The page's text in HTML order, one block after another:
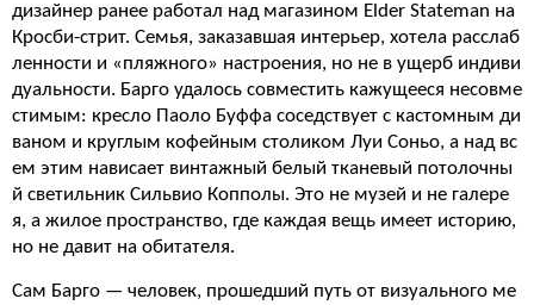
дизайнер ранее работал над магазином Elder Stateman на
Кросби-стрит. Семья, заказавшая интерьер, хотела расслаб
ленности и «пляжного» настроения, но не в ущерб индиви
дуальности. Барго удалось совместить кажущееся несовме
стимым: кресло Паоло Буффа соседствует с кастомным ди
ваном и круглым кофейным столиком Луи Соньо, а над вс
ем этим нависает винтажный белый тканевый потолочны
й светильник Сильвио Копполы. Это не музей и не галере
я, а жилое пространство, где каждая вещь имеет историю,
но не давит на обитателя.
Сам Барго — человек, прошедший путь от визуального ме